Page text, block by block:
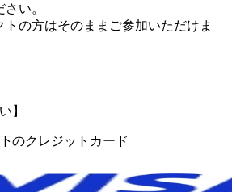
い。
の方はそのままご参加いただけま
】
のクレジットカード